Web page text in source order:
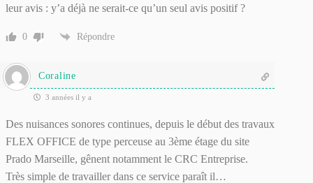
leur avis : y’a déjà ne serait-ce qu’un seul avis positif ?
0 Répondre
Coraline
3 années il y a
Des nuisances sonores continues, depuis le début des travaux
FLEX OFFICE de type perceuse au 3ème étage du site
Prado Marseille, gênent notamment le CRC Entreprise.
Très simple de travailler dans ce service paraît il…